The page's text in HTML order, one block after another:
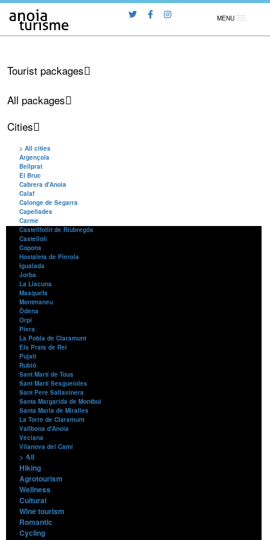
MENU
Tourist packages
All packages
Cities
> All cities
Argençola
Bellprat
El Bruc
Cabrera d'Anoia
Calaf
Calonge de Segarra
Capellades
Carme
Castellfollit de Riubregós
Castellolí
Copons
Hostalets de Pierola
Igualada
Jorba
La Llacuna
Masquefa
Montmaneu
Òdena
Orpí
Piera
La Pobla de Claramunt
Els Prats de Rei
Pujalt
Rubió
Sant Martí de Tous
Sant Martí Sesgueioles
Sant Pere Sallavinera
Santa Margarida de Montbui
Santa Maria de Miralles
La Torre de Claramunt
Vallbona d'Anoia
Veciana
Vilanova del Camí
Contents
> All
Hiking
Agrotourism
Wellness
Cultural
Wine tourism
Romantic
Cycling